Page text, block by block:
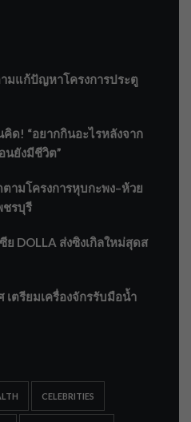
มแก้ปัญหาโครงการประตู
คิด! “อยากกินอะไรหลังจาก
นยังมีชีวิต”
ามโครงการหุบกะพง–ห้วย
ชรบุรี
ย DOLLA ส่งซิงเกิลใหม่สุดส
เตรียมเครื่องจักรรับมือน้ำ
CELEBRITIES